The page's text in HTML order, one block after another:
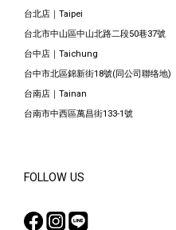
台北店｜Taipei
台北市中山區中山北路二段50巷37號
台中店｜Taichung
台中市北區錦新街18號(同公司聯络地)
台南店｜Tainan
台南市中西區萬昌街133-1號
FOLLOW US